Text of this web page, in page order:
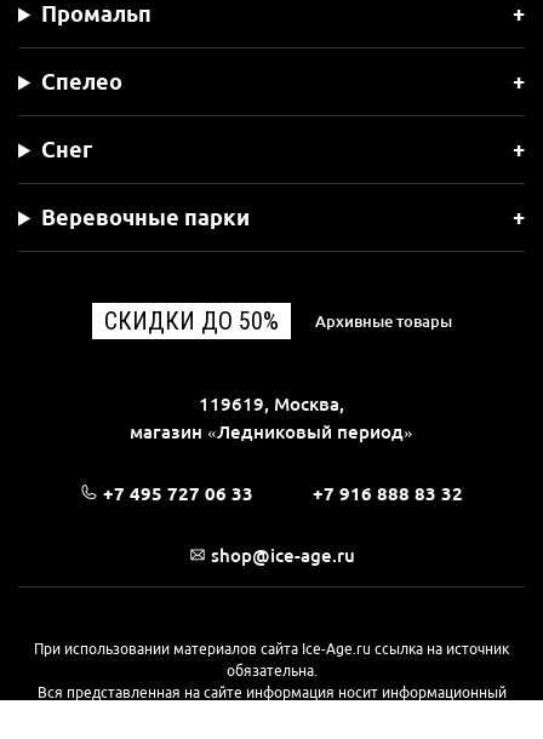
Промальп
Спелео
Снег
Веревочные парки
СКИДКИ ДО 50% Архивные товары
119619, Москва,
магазин «Ледниковый период»
+7 495 727 06 33 +7 916 888 83 32
shop@ice-age.ru
При использовании материалов сайта Ice-Age.ru ссылка на источник
обязательна.
Вся представленная на сайте информация носит информационный